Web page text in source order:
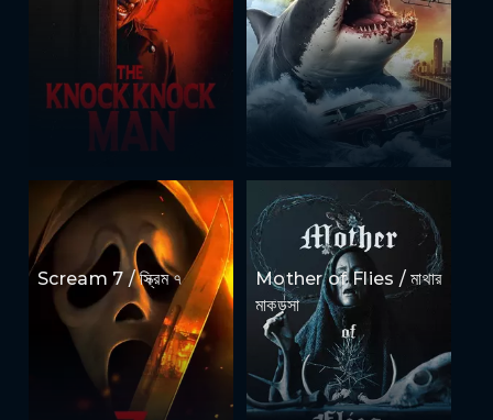
Scream 7 / স্ক্রিম ৭
Mother of Flies / মাথার
মাকড়সা